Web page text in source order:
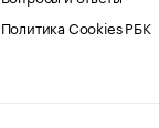
Политика Cookies РБК